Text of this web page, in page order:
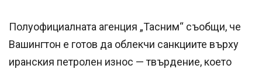
Полуофициалната агенция „Тасним“ съобщи, че
Вашингтон е готов да облекчи санкциите върху
иранския петролен износ — твърдение, което